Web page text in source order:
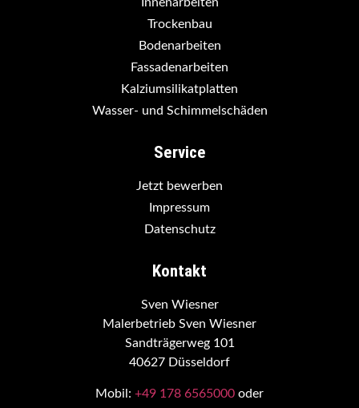
Innenarbeiten
Trockenbau
Bodenarbeiten
Fassadenarbeiten
Kalziumsilikatplatten
Wasser- und Schimmelschäden
Service
Jetzt bewerben
Impressum
Datenschutz
Kontakt
Sven Wiesner
Malerbetrieb Sven Wiesner
Sandträgerweg 101
40627 Düsseldorf
Mobil: +49 178 6565000 oder